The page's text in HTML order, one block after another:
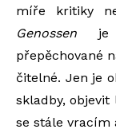
míře kritiky
Genossen je
přepěchované
čitelné. Jen je
skladby, objevit
se stále vracím